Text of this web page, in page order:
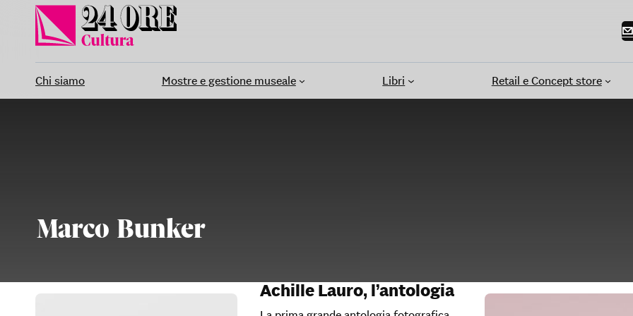
contenuto
Chi siamo Mostre e gestione museale Libri Retail e Concept store
Marco Bunker
Achille Lauro, l’antologia